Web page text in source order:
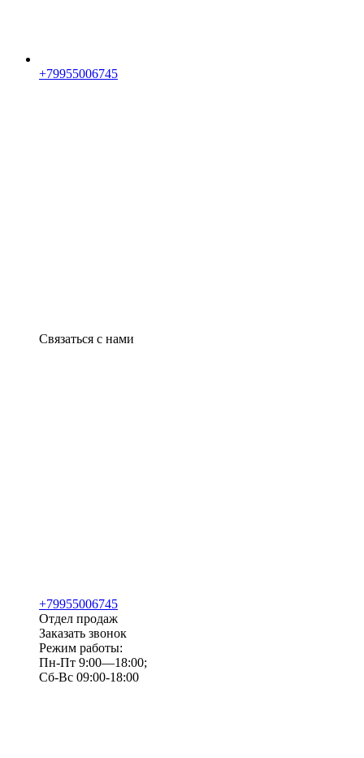
+79955006745
Связаться с нами
+79955006745
Отдел продаж
Заказать звонок
Режим работы:
Пн-Пт 9:00—18:00;
Сб-Вс 09:00-18:00